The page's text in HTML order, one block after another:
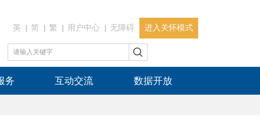
英 简 繁 用户中心 无障碍 进入关怀模式
务 互动交流 数据开放